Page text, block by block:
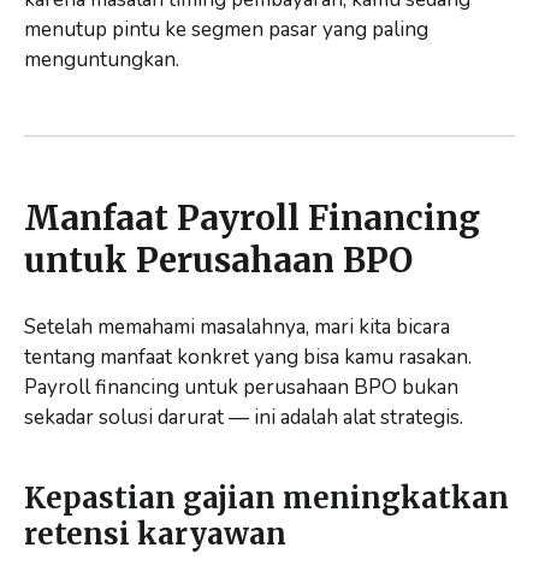
menutup pintu ke segmen pasar yang paling
menguntungkan.
Manfaat Payroll Financing
untuk Perusahaan BPO
Setelah memahami masalahnya, mari kita bicara
tentang manfaat konkret yang bisa kamu rasakan.
Payroll financing untuk perusahaan BPO bukan
sekadar solusi darurat — ini adalah alat strategis.
Kepastian gajian meningkatkan
retensi karyawan